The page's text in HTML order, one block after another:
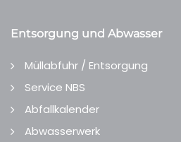
Entsorgung und Abwasser
Müllabfuhr / Entsorgung
Service NBS
Abfallkalender
Abwasserwerk